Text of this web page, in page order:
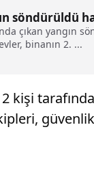
söndürüldü
çıkan yangın
binanın 2. ...
kişi